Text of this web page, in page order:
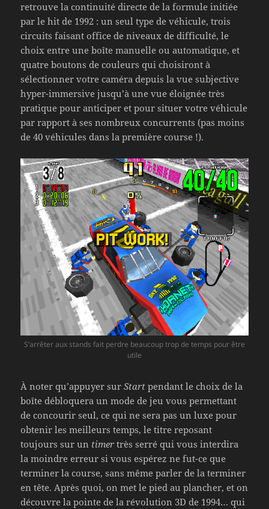
retrouve la continuité directe de la formule initiée
par le hit de 1992 : un seul type de véhicule, trois
circuits faisant office de niveaux de difficulté, le
choix entre une boîte manuelle ou automatique, et
quatre boutons de couleurs qui choisiront à
sélectionner votre caméra depuis la vue subjective
hyper-immersive jusqu’à une vue éloignée très
pratique pour anticiper et pour situer votre véhicule
par rapport à ses nombreux concurrents (pas moins
de 40 véhicules dans la première course !).
S’arrêter aux stands fait perdre beaucoup trop de temps pour être
utile
À noter qu’appuyer surStart pendant le choix de la
boîte débloquera un mode de jeu vous permettant
de concourir seul, ce qui ne sera pas un luxe pour
obtenir les meilleurs temps, le titre reposant
toujours sur un timer très serré qui vous interdira
la moindre erreur si vous espérez ne fut-ce que
terminer la course, sans même parler de la terminer
en tête. Après quoi, on met le pied au plancher, et on
découvre la pointe de la révolution 3D de 1994… qui